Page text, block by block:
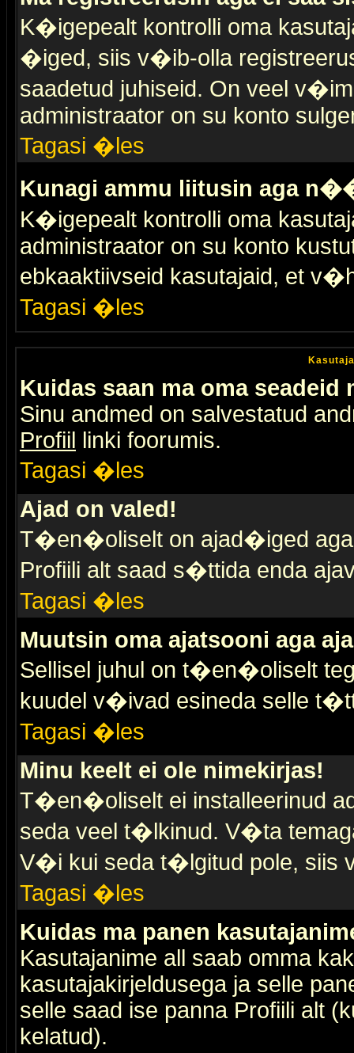
K�igepealt kontrolli oma
�iged, siis v�ib-olla
saadetud juhiseid. On veel
administraator on su konto
Tagasi �les
Kunagi ammu liitusin aga
K�igepealt kontrolli oma
administraator on su konto
ebkaaktiivseid kasutajaid, et
Tagasi �les
Kuidas saan ma oma seadeid
Sinu andmed on salvestatud
Profiil linki foorumis.
Tagasi �les
Ajad on valed!
T�en�oliselt on ajad�iged
Profiili alt saad s�ttida enda
Tagasi �les
Muutsin oma ajatsooni aga
Sellisel juhul on t�en�oliselt
kuudel v�ivad esineda selle
Tagasi �les
Minu keelt ei ole nimekirjas!
T�en�oliselt ei installeerinud
seda veel t�lkinud. V�ta
V�i kui seda t�lgitud pole, siis
Tagasi �les
Kuidas ma panen
Kasutajanime all saab omma
kasutajakirjeldusega ja selle
selle saad ise panna Profiili alt
kelatud).